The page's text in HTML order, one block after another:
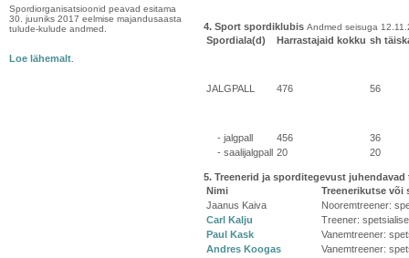
Spordiorganisatsioonid peavad esitama
30. juuniks 2017 eelmise majandusaasta
tulude-kulude andmed.
Loe lähemalt
4. Sport spordiklubis Andmed seisuga
Spordiala(d) Harrastajaid kokku sh
JALGPALL 476 56
- jalgpall 456
36
- saalijalgpall 20 20
5. Treenerid ja sporditegevust
Nimi
Treenerikutse või
Jaanus Kaiva
Nooremtreener:
Carl Kalju
Treener:
Paul Kask
Vanemtreener:
Andres Koogas
Vanemtreener: